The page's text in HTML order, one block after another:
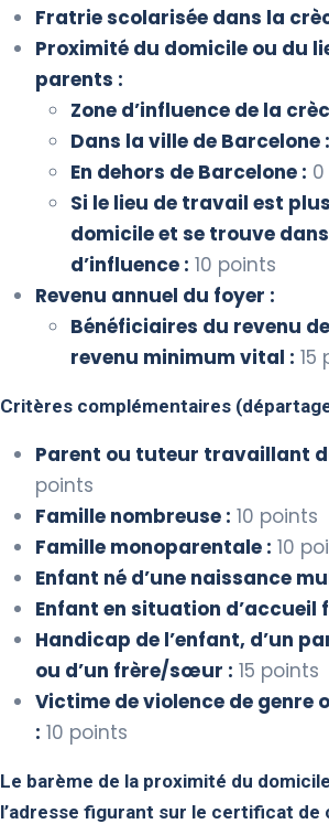
Fratrie scolarisée dans la
Proximité du domicile ou du
parents :
Zone d’influence de la
Dans la ville de Barcelone :
En dehors de Barcelone :
Si le lieu de travail est
domicile et se trouve
d’influence : 10 points
Revenu annuel du foyer :
Bénéficiaires du revenu
revenu minimum vital : 15
Critères complémentaires
Parent ou tuteur travaillant
points
Famille nombreuse : 10 points
Famille monoparentale : 10
Enfant né d’une naissance
Enfant en situation d’accueil
Handicap de l’enfant, d’un
ou d’un frère/sœur : 15 points
Victime de violence de genre
: 10 points
Le barème de la proximité du
l’adresse figurant sur le certificat de